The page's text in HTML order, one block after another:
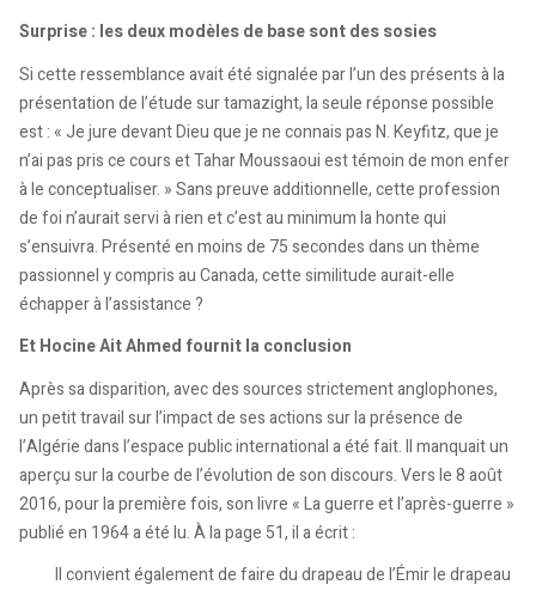
Surprise : les deux modèles de base sont des sosies
Si cette ressemblance avait été signalée par l’un des présents à la
présentation de l’étude sur tamazight, la seule réponse possible
est : « Je jure devant Dieu que je ne connais pas N. Keyfitz, que je
n’ai pas pris ce cours et Tahar Moussaoui est témoin de mon enfer
à le conceptualiser. » Sans preuve additionnelle, cette profession
de foi n’aurait servi à rien et c’est au minimum la honte qui
s’ensuivra. Présenté en moins de 75 secondes dans un thème
passionnel y compris au Canada, cette similitude aurait-elle
échapper à l’assistance ?
Et Hocine Ait Ahmed fournit la conclusion
Après sa disparition, avec des sources strictement anglophones,
un petit travail sur l’impact de ses actions sur la présence de
l’Algérie dans l’espace public international a été fait. Il manquait un
aperçu sur la courbe de l’évolution de son discours. Vers le 8 août
2016, pour la première fois, son livre « La guerre et l’après-guerre »
publié en 1964 a été lu. À la page 51, il a écrit :
Il convient également de faire du drapeau de l’Émir le drapeau